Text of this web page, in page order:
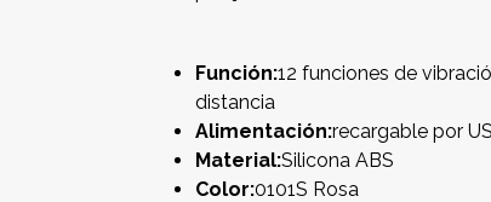
Función:12 funciones de
distancia
Alimentación:recargable por
Material:Silicona ABS
Color:0101S Rosa